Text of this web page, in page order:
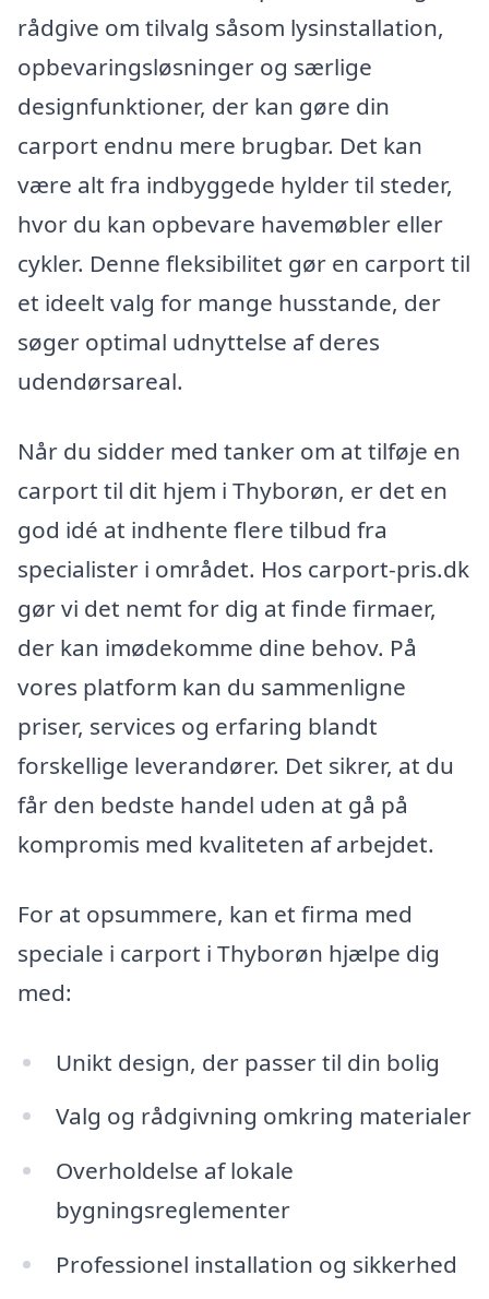
rådgive om tilvalg såsom lysinstallation,
opbevaringsløsninger og særlige
designfunktioner, der kan gøre din
carport endnu mere brugbar. Det kan
være alt fra indbyggede hylder til steder,
hvor du kan opbevare havemøbler eller
cykler. Denne fleksibilitet gør en carport til
et ideelt valg for mange husstande, der
søger optimal udnyttelse af deres
udendørsareal.
Når du sidder med tanker om at tilføje en
carport til dit hjem i Thyborøn, er det en
god idé at indhente flere tilbud fra
specialister i området. Hos carport-pris.dk
gør vi det nemt for dig at finde firmaer,
der kan imødekomme dine behov. På
vores platform kan du sammenligne
priser, services og erfaring blandt
forskellige leverandører. Det sikrer, at du
får den bedste handel uden at gå på
kompromis med kvaliteten af arbejdet.
For at opsummere, kan et firma med
speciale i carport i Thyborøn hjælpe dig
med:
Unikt design, der passer til din bolig
Valg og rådgivning omkring materialer
Overholdelse af lokale
bygningsreglementer
Professionel installation og sikkerhed